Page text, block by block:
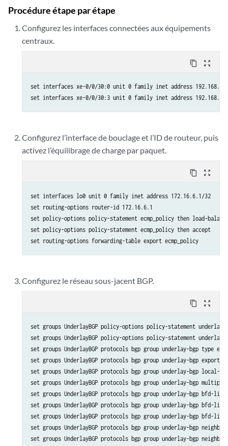
Procédure étape par étape
Configurez les interfaces connectées aux équipements
centraux.
content_copy zoom_out_map
set interfaces xe-0/0/30:0 unit 0 family inet address
Configurez l’interface de bouclage et l’ID de routeur, puis
activez l’équilibrage de charge par paquet.
content_copy zoom_out_map
set interfaces lo0 unit 0 family inet address 172.16.6.1/32
set routing-options router-id 172.16.6.1
set policy-options policy-statement ecmp_policy then load-
set policy-options policy-statement ecmp_policy then accept
Configurez le réseau sous-jacent BGP.
content_copy zoom_out_map
set groups UnderlayBGP policy-options policy-statement
set groups UnderlayBGP policy-options policy-statement
set groups UnderlayBGP protocols bgp group underlay-bgp type
set groups UnderlayBGP protocols bgp group underlay-bgp export
set groups UnderlayBGP protocols bgp group underlay-bgp local-as
set groups UnderlayBGP protocols bgp group underlay-bgp
set groups UnderlayBGP protocols bgp group underlay-bgp bfd-
set groups UnderlayBGP protocols bgp group underlay-bgp bfd-
set groups UnderlayBGP protocols bgp group underlay-bgp bfd-
set groups UnderlayBGP protocols bgp group underlay-bgp
set groups UnderlayBGP protocols bgp group underlay-bgp